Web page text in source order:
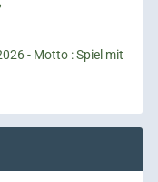
- Motto : Spiel mit